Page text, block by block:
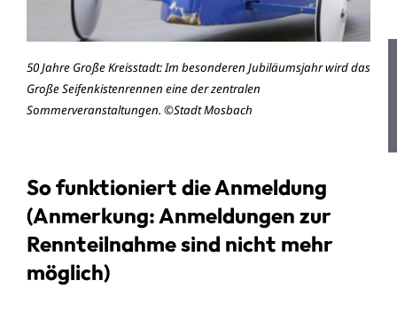
50 Jahre Große Kreisstadt: Im besonderen Jubiläumsjahr wird das
Große Seifenkistenrennen eine der zentralen
Sommerveranstaltungen. ©Stadt Mosbach
So funktioniert die Anmeldung
(Anmerkung: Anmeldungen zur
Rennteilnahme sind nicht mehr
möglich)